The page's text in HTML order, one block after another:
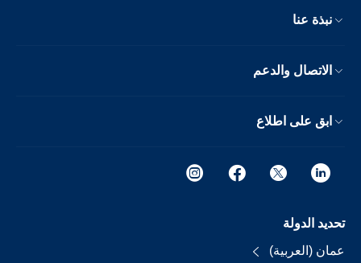
نبذة عنا
الاتصال والدعم
ابق على اطلاع
تحديد الدولة
عمان (العربية)